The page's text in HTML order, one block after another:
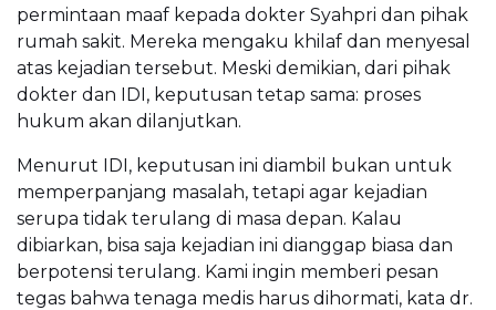
permintaan maaf kepada dokter Syahpri dan pihak
rumah sakit. Mereka mengaku khilaf dan menyesal
atas kejadian tersebut. Meski demikian, dari pihak
dokter dan IDI, keputusan tetap sama: proses
hukum akan dilanjutkan.
Menurut IDI, keputusan ini diambil bukan untuk
memperpanjang masalah, tetapi agar kejadian
serupa tidak terulang di masa depan. Kalau
dibiarkan, bisa saja kejadian ini dianggap biasa dan
berpotensi terulang. Kami ingin memberi pesan
tegas bahwa tenaga medis harus dihormati, kata dr.